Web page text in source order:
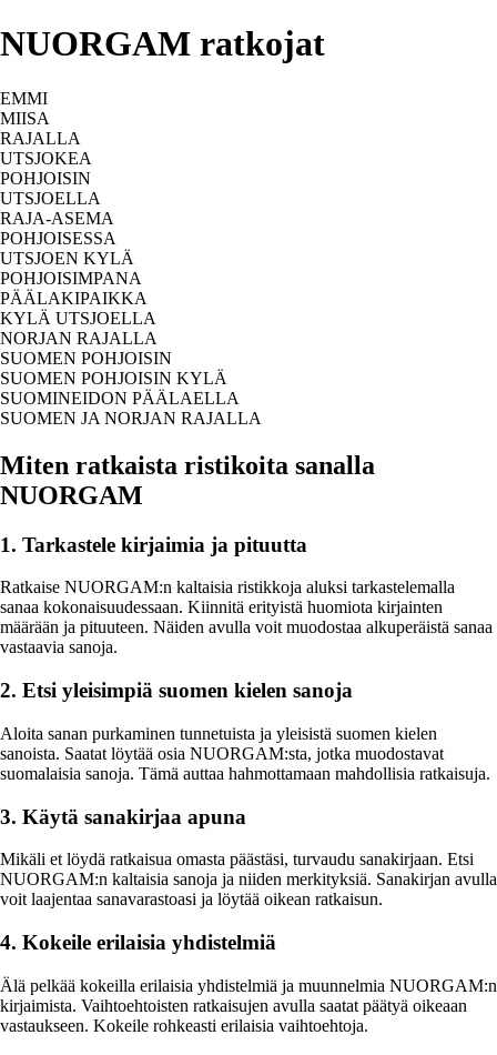
NUORGAM ratkojat
EMMI
MIISA
RAJALLA
UTSJOKEA
POHJOISIN
UTSJOELLA
RAJA-ASEMA
POHJOISESSA
UTSJOEN KYLÄ
POHJOISIMPANA
PÄÄLAKIPAIKKA
KYLÄ UTSJOELLA
NORJAN RAJALLA
SUOMEN POHJOISIN
SUOMEN POHJOISIN KYLÄ
SUOMINEIDON PÄÄLAELLA
SUOMEN JA NORJAN RAJALLA
Miten ratkaista ristikoita sanalla
NUORGAM
1. Tarkastele kirjaimia ja pituutta
Ratkaise NUORGAM:n kaltaisia ristikkoja aluksi tarkastelemalla
sanaa kokonaisuudessaan. Kiinnitä erityistä huomiota kirjainten
määrään ja pituuteen. Näiden avulla voit muodostaa alkuperäistä sanaa
vastaavia sanoja.
2. Etsi yleisimpiä suomen kielen sanoja
Aloita sanan purkaminen tunnetuista ja yleisistä suomen kielen
sanoista. Saatat löytää osia NUORGAM:sta, jotka muodostavat
suomalaisia sanoja. Tämä auttaa hahmottamaan mahdollisia ratkaisuja.
3. Käytä sanakirjaa apuna
Mikäli et löydä ratkaisua omasta päästäsi, turvaudu sanakirjaan. Etsi
NUORGAM:n kaltaisia sanoja ja niiden merkityksiä. Sanakirjan avulla
voit laajentaa sanavarastoasi ja löytää oikean ratkaisun.
4. Kokeile erilaisia yhdistelmiä
Älä pelkää kokeilla erilaisia yhdistelmiä ja muunnelmia NUORGAM:n
kirjaimista. Vaihtoehtoisten ratkaisujen avulla saatat päätyä oikeaan
vastaukseen. Kokeile rohkeasti erilaisia vaihtoehtoja.